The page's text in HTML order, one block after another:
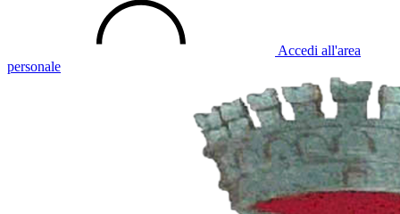
Accedi all'area
personale